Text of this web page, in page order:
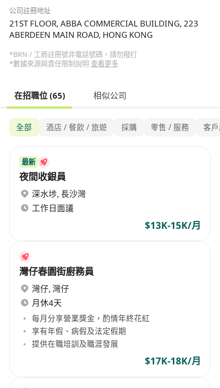
公司註冊地址
21ST FLOOR, ABBA COMMERCIAL BUILDING, 223
ABERDEEN MAIN ROAD, HONG KONG
*BRN / 工商註冊號非電話號碼，請勿撥打
*數據來源與責任限制說明 查看更多
在招職位 (65) 相似公司
全部 酒店 / 餐飲 / 旅遊 採購 零售 / 服務 客
最新
夜間收銀員
深水埗, 長沙灣
工作日面議
$13K-15K/月
灣仔春園街廚務員
灣仔, 灣仔
月休4天
每月分享營業獎金，酌情年終花紅
享有年假、病假及法定假期
提供在職培訓及職涯發展
$17K-18K/月